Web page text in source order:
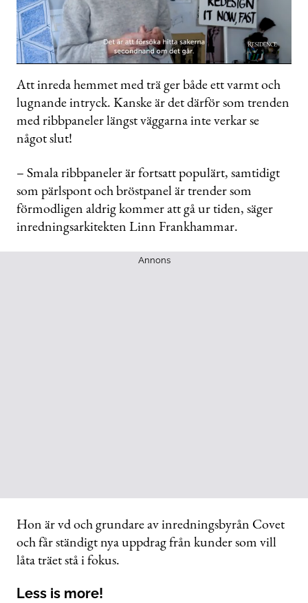
0
seconds
of
39
seconds
Att inreda hemmet med trä ger både ett varmt och
lugnande intryck. Kanske är det därför som trenden
med ribbpaneler längst väggarna inte verkar se
något slut!
– Smala ribbpaneler är fortsatt populärt, samtidigt
som pärlspont och bröstpanel är trender som
förmodligen aldrig kommer att gå ur tiden, säger
inredningsarkitekten Linn Frankhammar.
Annons
Hon är vd och grundare av inredningsbyrån Covet
och får ständigt nya uppdrag från kunder som vill
låta träet stå i fokus.
Less is more!